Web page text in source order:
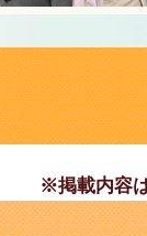
※掲載内容